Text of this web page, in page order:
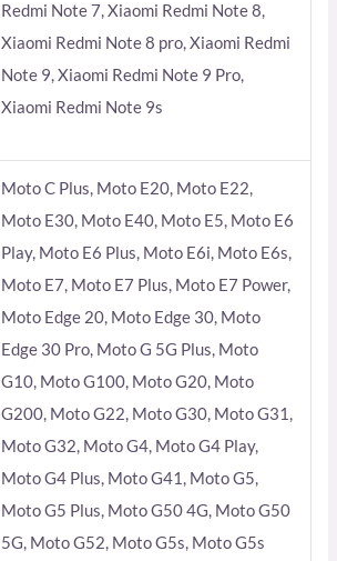
Redmi Note 7, Xiaomi Redmi Note 8,
Xiaomi Redmi Note 8 pro, Xiaomi Redmi
Note 9, Xiaomi Redmi Note 9 Pro,
Xiaomi Redmi Note 9s
Moto C Plus, Moto E20, Moto E22,
Moto E30, Moto E40, Moto E5, Moto E6
Play, Moto E6 Plus, Moto E6i, Moto E6s,
Moto E7, Moto E7 Plus, Moto E7 Power,
Moto Edge 20, Moto Edge 30, Moto
Edge 30 Pro, Moto G 5G Plus, Moto
G10, Moto G100, Moto G20, Moto
G200, Moto G22, Moto G30, Moto G31,
Moto G32, Moto G4, Moto G4 Play,
Moto G4 Plus, Moto G41, Moto G5,
Moto G5 Plus, Moto G50 4G, Moto G50
5G, Moto G52, Moto G5s, Moto G5s